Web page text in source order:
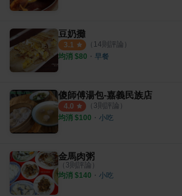
豆奶攤
3.1 （ 14則評論）
均消 $80 ・ 早餐
傻師傅湯包-嘉義民族店
4.0 （ 3則評論）
均消 $100 ・ 小吃
金馬肉粥
（ 3則評論）
均消 $140 ・ 小吃